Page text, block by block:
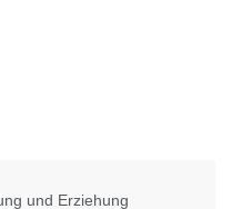
und Erziehung